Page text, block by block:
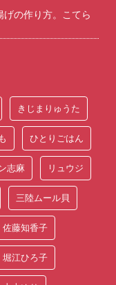
げの作り方。こてら
きじまりゅうた
ひとりごはん
志麻 リュウジ
三陸ムール貝
佐藤知香子
堀江ひろ子